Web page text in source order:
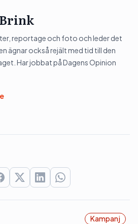
reportage och foto och leder det
ägnar också rejält med tid till den
Har jobbat på Dagens Opinion
Kampanj